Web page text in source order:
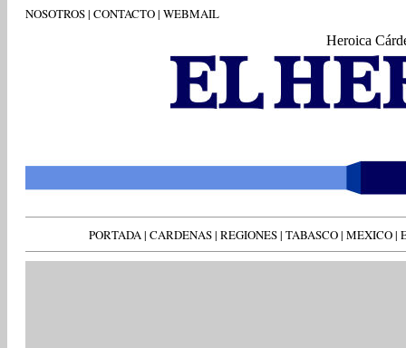
NOSOTROS| CONTACTO| WEBMAIL
Heroica
PORTADA| CARDENAS| REGIONES| TABASCO| MEXICO|